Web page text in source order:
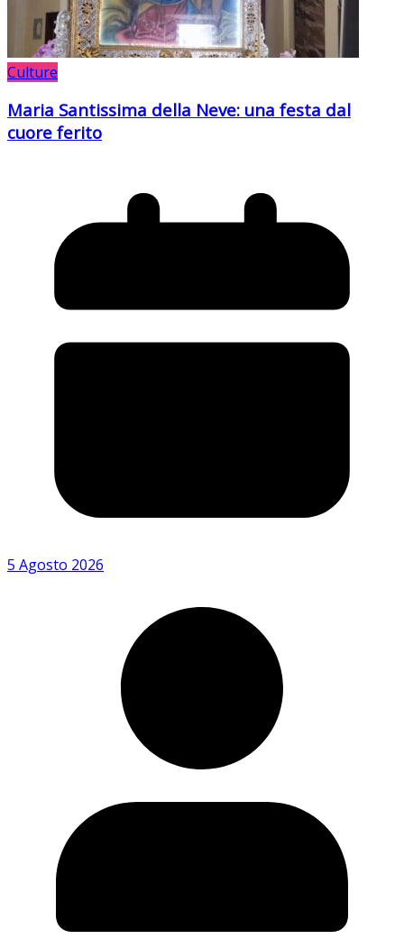
Culture
Maria Santissima della Neve: una festa dal
cuore ferito
5 Agosto 2026